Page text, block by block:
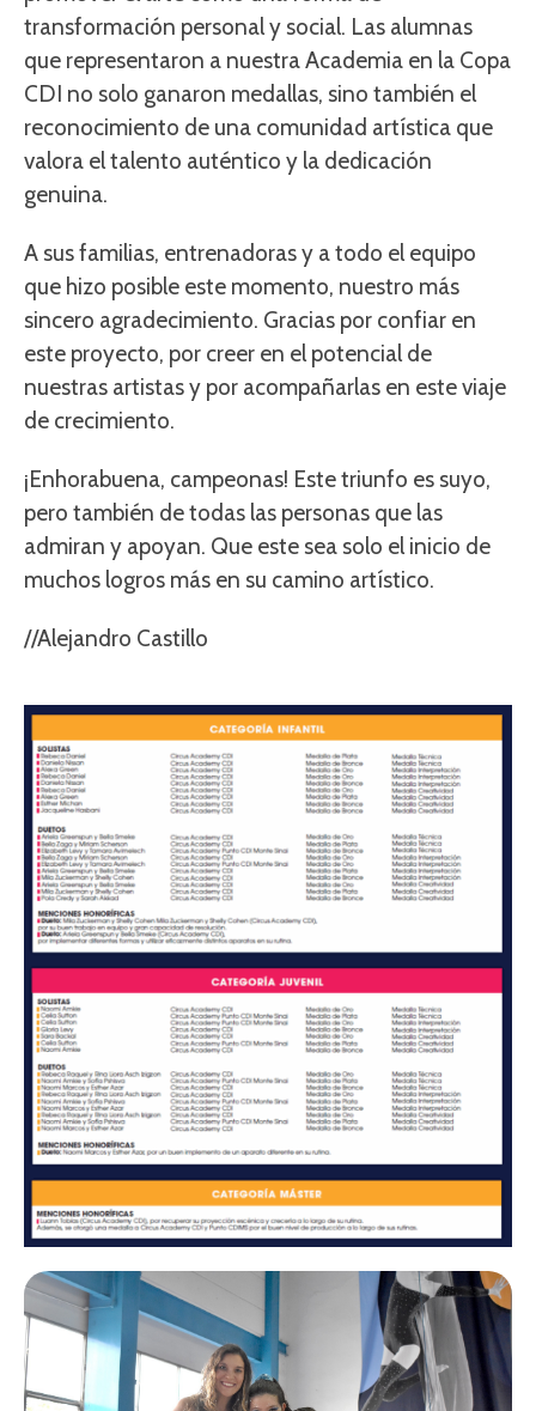
transformación personal y social. Las alumnas
que representaron a nuestra Academia en la Copa
CDI no solo ganaron medallas, sino también el
reconocimiento de una comunidad artística que
valora el talento auténtico y la dedicación
genuina.
A sus familias, entrenadoras y a todo el equipo
que hizo posible este momento, nuestro más
sincero agradecimiento. Gracias por confiar en
este proyecto, por creer en el potencial de
nuestras artistas y por acompañarlas en este viaje
de crecimiento.
¡Enhorabuena, campeonas! Este triunfo es suyo,
pero también de todas las personas que las
admiran y apoyan. Que este sea solo el inicio de
muchos logros más en su camino artístico.
//Alejandro Castillo